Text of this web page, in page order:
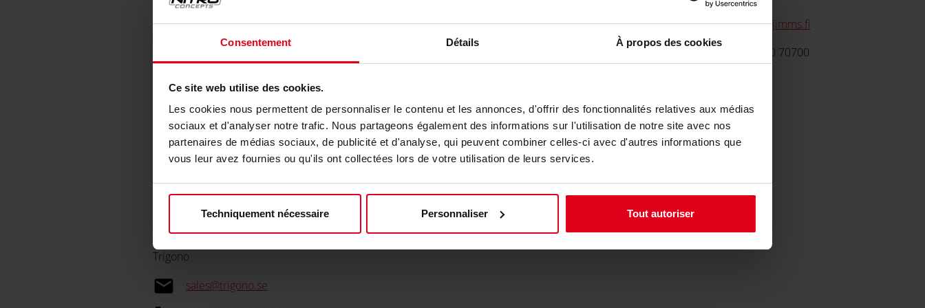
Consentement Détails À propos des cookies
Ce site web utilise des cookies.
Les cookies nous permettent de personnaliser le contenu et les annonces, d'offrir des fonctionnalités relatives aux médias
sociaux et d'analyser notre trafic. Nous partageons également des informations sur l'utilisation de notre site avec nos
partenaires de médias sociaux, de publicité et d'analyse, qui peuvent combiner celles-ci avec d'autres informations que
vous leur avez fournies ou qu'ils ont collectées lors de votre utilisation de leurs services.
Techniquement nécessaire Personnaliser Tout autoriser
email vcollet@caseking.de
caseking.fr
local_phone +33 (0) 250082170
8 Place de L’Europe
14 200 Hérouville Saint-Clair
France
+351 965155961
2635-047 Cabra Figa, Rio de Mouro
Portugal
email yritysmyynti@jimms.fi
local_phone +358 (0) 29 70 70700
Lukkosepänkatu 7
20320 Turku
Trigono
email sales@trigono.se